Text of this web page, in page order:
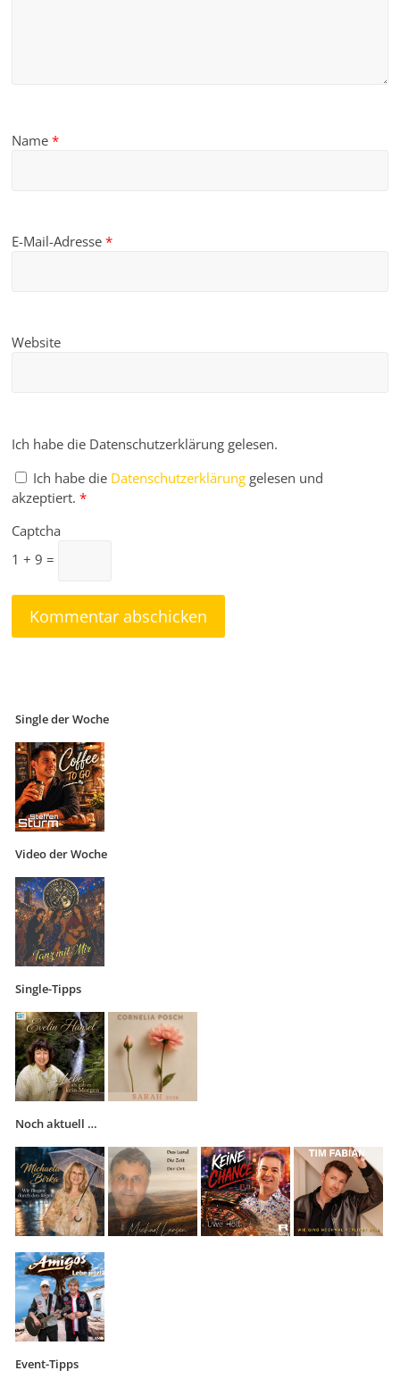
Name*
E-Mail-Adresse*
Website
Ich habe die Datenschutzerklärung gelesen.
Ich habe die Datenschutzerklärung gelesen und
akzeptiert. *
Captcha
1 + 9 =
Single der Woche
Video der Woche
Single-Tipps
Noch aktuell …
Event-Tipps